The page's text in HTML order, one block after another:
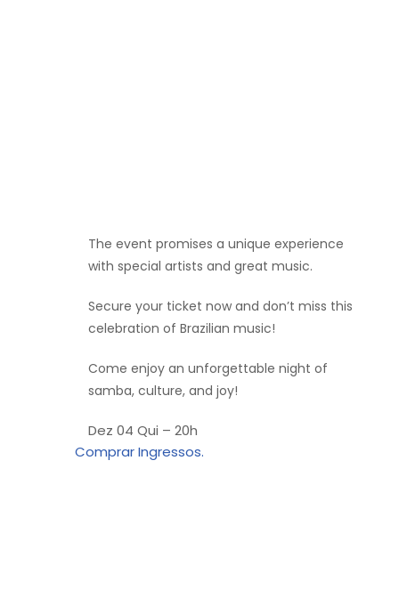
The event promises a unique experience
with special artists and great music.
Secure your ticket now and don’t miss this
celebration of Brazilian music!
Come enjoy an unforgettable night of
samba, culture, and joy!
Dez 04 Qui – 20h
Comprar Ingressos.